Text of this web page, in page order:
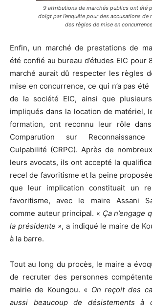
9 attributions de marchés publics ont été
doigt par l’enquête pour des accusations de
des règles de mise en
Enfin, un marché de prestations de
été confié au bureau d’études EIC pour
marché aurait dû respecter les règles
mise en concurrence, ce qui n’a pas
de la société EIC, ainsi que
impliqués dans la location de matériel,
formation, ont reconnu leur rôle
Comparution sur
Culpabilité (CRPC). Après de
leurs avocats, ils ont accepté la
recel de favoritisme et la peine
que leur implication constituait un
favoritisme, avec le maire Assani
comme auteur principal. « Ça n’engage
la présidente », a indiqué le maire de
à la barre.
Tout au long du procès, le maire a
de recruter des personnes
mairie de Koungou. « On reçoit des
aussi beaucoup de désistements à